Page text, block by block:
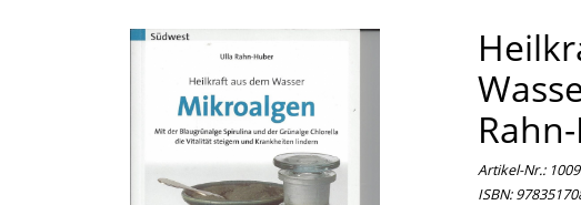
Artikel-Nr.:
ISBN: